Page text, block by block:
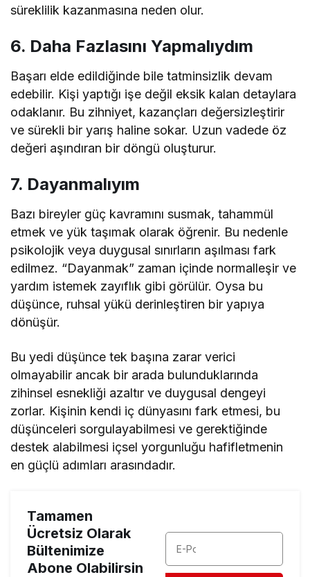
süreklilik kazanmasına neden olur.
6. Daha Fazlasını Yapmalıydım
Başarı elde edildiğinde bile tatminsizlik devam
edebilir. Kişi yaptığı işe değil eksik kalan detaylara
odaklanır. Bu zihniyet, kazançları değersizleştirir
ve sürekli bir yarış haline sokar. Uzun vadede öz
değeri aşındıran bir döngü oluşturur.
7. Dayanmalıyım
Bazı bireyler güç kavramını susmak, tahammül
etmek ve yük taşımak olarak öğrenir. Bu nedenle
psikolojik veya duygusal sınırların aşılması fark
edilmez. “Dayanmak” zaman içinde normalleşir ve
yardım istemek zayıflık gibi görülür. Oysa bu
düşünce, ruhsal yükü derinleştiren bir yapıya
dönüşür.
Bu yedi düşünce tek başına zarar verici
olmayabilir ancak bir arada bulunduklarında
zihinsel esnekliği azaltır ve duygusal dengeyi
zorlar. Kişinin kendi iç dünyasını fark etmesi, bu
düşünceleri sorgulayabilmesi ve gerektiğinde
destek alabilmesi içsel yorgunluğu hafifletmenin
en güçlü adımları arasındadır.
Tamamen
Ücretsiz Olarak
Bültenimize
Abone Olabilirsin